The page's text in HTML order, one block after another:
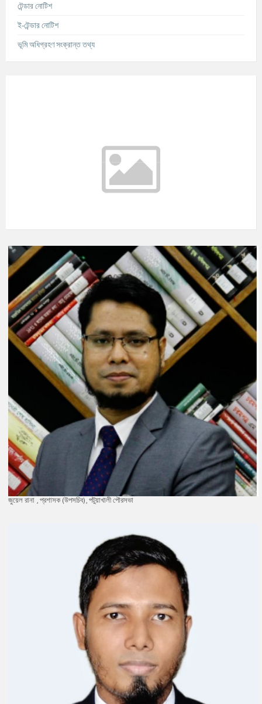
টেন্ডার নোটিশ
ই-টেন্ডার নোটিশ
ভূমি অধিগ্রহণ সংক্রান্ত তথ্য
জুয়েল রানা , প্রশাসক (উপসচিব), পটুয়াখালী পৌরসভা